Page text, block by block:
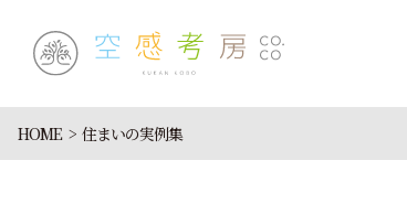
HOME 住まいの実例集